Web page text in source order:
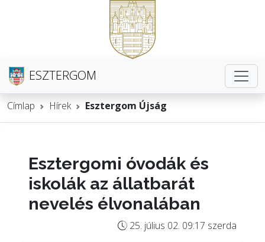
ESZTERGOM
Címlap Hírek Esztergom Újság
Esztergomi óvodák és
iskolák az állatbarát
nevelés élvonalában
25. július 02. 09:17 szerda